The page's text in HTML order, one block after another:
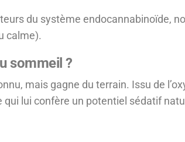
du système endocannabinoïde,
calme).
sommeil ?
mais gagne du terrain. Issu de
lui confère un potentiel sédatif